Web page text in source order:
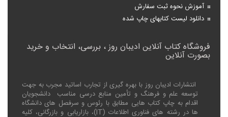
آموزش نحوه ثبت سفارش
دانلود لیست کتابهای چاپ شده
فروشگاه کتاب آنلاین ادیبان روز ، بررسی، انتخاب و خرید
بصورت آنلاین
انتشارات ادیبان روز با بهره گیری از تجارب اساتید مجرب به جهت
توسعه علم و فرهنگ و تأمین منابع درسی مناسب دانشجویان
اقدام به چاپ کتاب هایی مطابق با رئوس و سرفصل های دانشگاه
ها در رشته های فناوری اطلاعات (IT)، بازاریابی و بازرگانی، کلیه